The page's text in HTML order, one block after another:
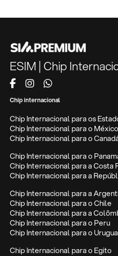
ESIM | Chip
Chip internacional
Chip Internacional para os
Chip Internacional para o México
Chip Internacional para o
Chip Internacional para o
Chip Internacional para a Costa
Chip Internacional para a
Chip Internacional para a
Chip Internacional para o Chile
Chip Internacional para a
Chip Internacional para o Peru
Chip Internacional para o
Chip Internacional para o Egito